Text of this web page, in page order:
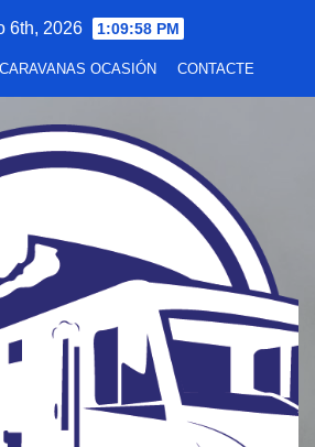
6th, 2026 1:10:00 PM
OCASIÓN CONTACTE